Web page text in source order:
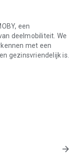
een
deelmobiliteit. We
met een
gezinsvriendelijk is.
gedoe van
gordeltjes voor
actieradius tot 100
arrow_forward